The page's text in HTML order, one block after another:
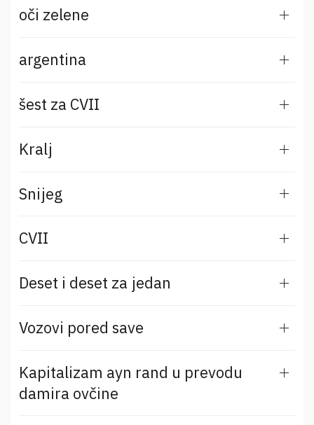
oči zelene
argentina
šest za CVII
Kralj
Snijeg
CVII
Deset i deset za jedan
Vozovi pored save
Kapitalizam ayn rand u prevodu
damira ovčine